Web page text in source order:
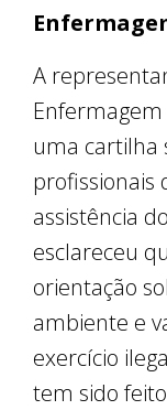
A
uma cartilha
profissionais
assistência
esclareceu
orientação
ambiente e
exercício
tem sido